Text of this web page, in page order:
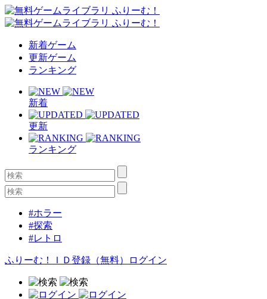
新着ゲーム
更新ゲーム
ランキング
新着
更新
ランキング
#ホラー
#探索
#レトロ
ふりーむ！ＩＤ登録（無料） ログイン